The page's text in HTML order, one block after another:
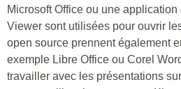
Microsoft Office ou une
Viewer sont utilisées pour ouvrir
open source prennent également
exemple Libre Office ou Corel
travailler avec les présentations